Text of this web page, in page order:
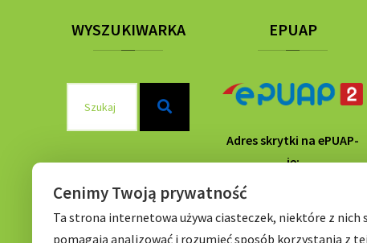
WYSZUKIWARKA
Szukaj
EPUAP
Adres skrytki na ePUAP-
ie:
/P56Wrocław/SkrytkaESP
Cenimy Twoją prywatność
Ta strona internetowa używa ciasteczek, niektóre z nich
pomagają analizować i rozumieć sposób korzystania z